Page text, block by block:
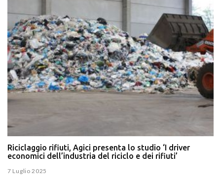
Riciclaggio rifiuti, Agici presenta lo studio ‘I driver
economici dell’industria del riciclo e dei rifiuti’
7 Luglio 2025